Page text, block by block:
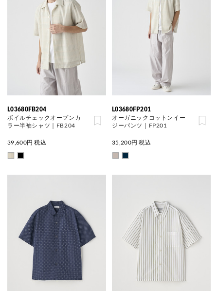
L03680FB204
ボイルチェックオープンカ
ラー半袖シャツ｜FB204
39,600円 税込
L03680FP201
オーガニックコットンイー
ジーパンツ｜FP201
35,200円 税込